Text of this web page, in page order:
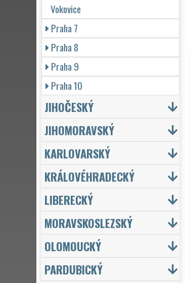
Vokovice
Praha 7
Praha 8
Praha 9
Praha 10
JIHOČESKÝ
JIHOMORAVSKÝ
KARLOVARSKÝ
KRÁLOVÉHRADECKÝ
LIBERECKÝ
MORAVSKOSLEZSKÝ
OLOMOUCKÝ
PARDUBICKÝ